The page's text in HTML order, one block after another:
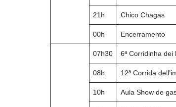
21h Chico Chagas
00h Encerramento
07h30
6ª Corridinha dei
08h
12ª Corrida
10h Aula Show de